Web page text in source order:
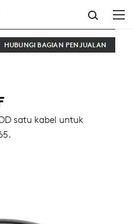
HUBUNGI BAGIAN PENJUALAN
satu kabel untuk